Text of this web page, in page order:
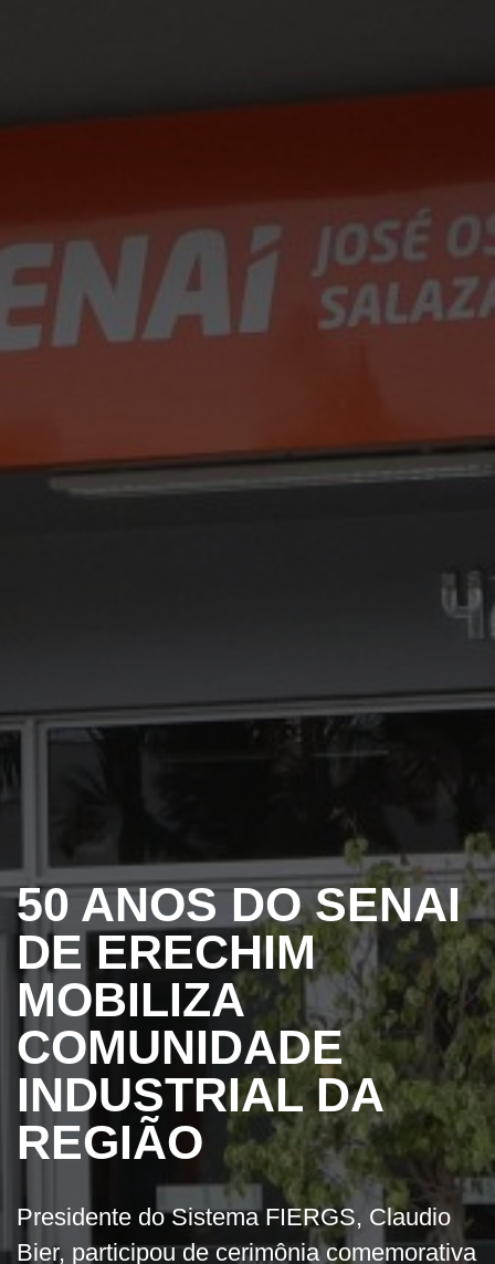
50 ANOS DO SENAI
DE ERECHIM
MOBILIZA
COMUNIDADE
INDUSTRIAL DA
REGIÃO
Presidente do Sistema FIERGS, Claudio
Bier, participou de cerimônia comemorativa